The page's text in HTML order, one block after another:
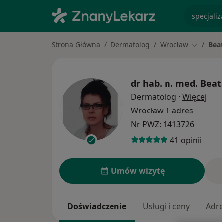
Strona Główna Dermatolog Wrocław Zmień
dr hab. n. med.
Dermatolog · Więcej
Wrocław 1 adres
Nr PWZ: 1413726
41 opinii
Umów wizytę
Doświadczenie Usługi i ceny